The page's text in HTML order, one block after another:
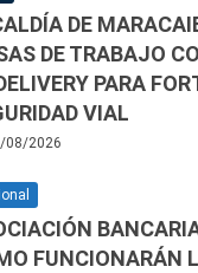
DE
DE TRABAJO
PARA
VIAL
08/2026
FUNCIONARÁN